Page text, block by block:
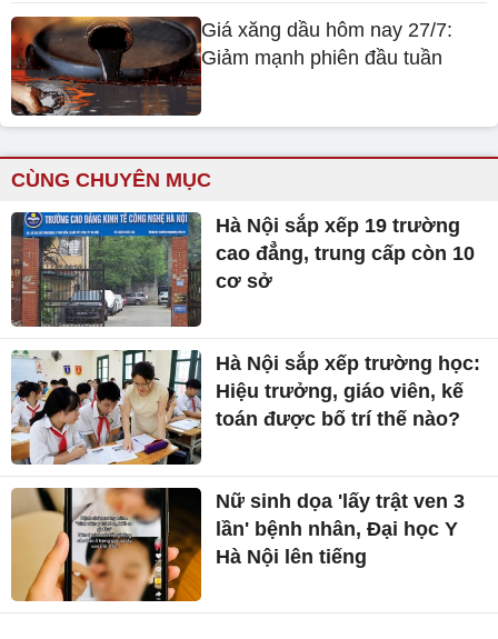
Giá xăng dầu hôm nay 27/7:
Giảm mạnh phiên đầu tuần
CÙNG CHUYÊN MỤC
Hà Nội sắp xếp 19 trường
cao đẳng, trung cấp còn 10
cơ sở
Hà Nội sắp xếp trường học:
Hiệu trưởng, giáo viên, kế
toán được bố trí thế nào?
Nữ sinh dọa 'lấy trật ven 3
lần' bệnh nhân, Đại học Y
Hà Nội lên tiếng